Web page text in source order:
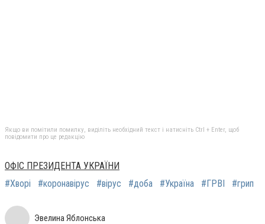
Якщо ви помітили помилку, виділіть необхідний текст і натисніть Ctrl + Enter, щоб
повідомити про це редакцію
ОФІС ПРЕЗИДЕНТА УКРАЇНИ
#Хворі
#коронавірус #вірус #доба #Україна #ГРВІ #грип
Эвелина Яблонська